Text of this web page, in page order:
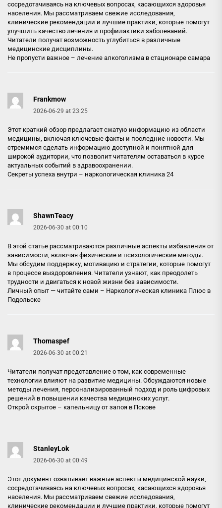
сосредотачиваясь на ключевых вопросах, касающихся здоровья
населения. Мы рассматриваем свежие исследования,
клинические рекомендации и лучшие практики, которые помогут
улучшить качество лечения и профилактики заболеваний.
Читатели получат возможность углубиться в различные
медицинские дисциплины.
Не пропусти важное – лечение алкоголизма в стационаре самара
Frankmow
2026-06-29 at 23:25
Этот краткий обзор предлагает сжатую информацию из области
медицины, включая ключевые факты и последние новости. Мы
стремимся сделать информацию доступной и понятной для
широкой аудитории, что позволит читателям оставаться в курсе
актуальных событий в здравоохранении.
Секреты успеха внутри – наркологическая клиника 24
ShawnTeacy
2026-06-30 at 00:10
В этой статье рассматриваются различные аспекты избавления от
зависимости, включая физические и психологические методы.
Мы обсудим поддержку, мотивацию и стратегии, которые помогут
в процессе выздоровления. Читатели узнают, как преодолеть
трудности и двигаться к новой жизни без зависимости.
Личный опыт — читайте сами – Наркологическая клиника Плюс в
Подольске
Thomaspef
2026-06-30 at 00:21
Читатели получат представление о том, как современные
технологии влияют на развитие медицины. Обсуждаются новые
методы лечения, персонализированный подход и роль цифровых
решений в повышении качества медицинских услуг.
Открой скрытое – капельницу от запоя в Пскове
StanleyLok
2026-06-30 at 00:49
Этот документ охватывает важные аспекты медицинской науки,
сосредотачиваясь на ключевых вопросах, касающихся здоровья
населения. Мы рассматриваем свежие исследования,
клинические рекомендации и лучшие практики, которые помогут